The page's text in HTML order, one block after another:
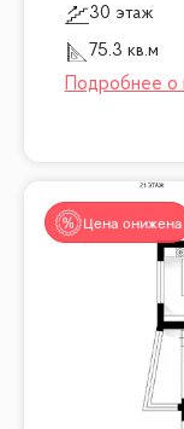
30 этаж
75.3 кв.м
Цена снижена